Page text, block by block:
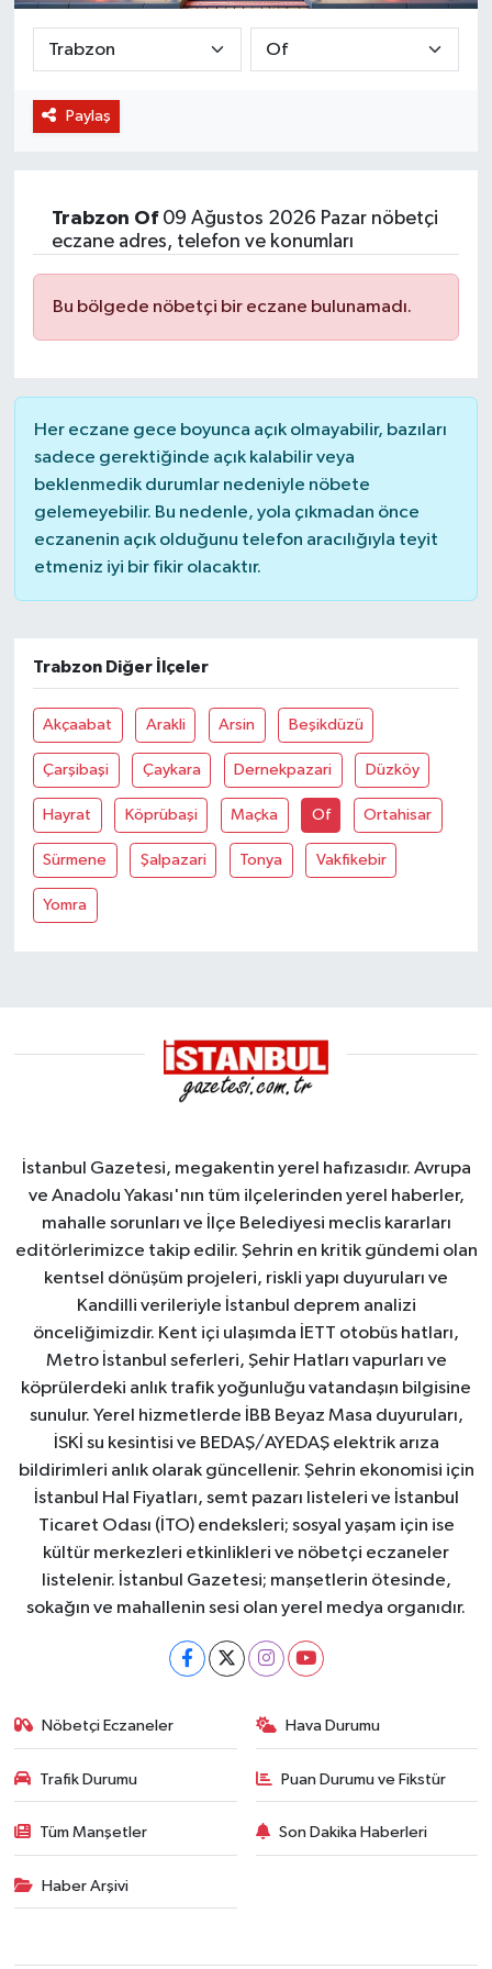
Paylaş
Trabzon Of09 Ağustos 2026 Pazar nöbetçi
eczane adres, telefon ve konumları
Bu bölgede nöbetçi bir eczane bulunamadı.
Her eczane gece boyunca açık olmayabilir, bazıları
sadece gerektiğinde açık kalabilir veya
beklenmedik durumlar nedeniyle nöbete
gelemeyebilir. Bu nedenle, yola çıkmadan önce
eczanenin açık olduğunu telefon aracılığıyla teyit
etmeniz iyi bir fikir olacaktır.
Trabzon Diğer İlçeler
Akçaabat Arakli Arsin Beşikdüzü
Çarşibaşi Çaykara Dernekpazari Düzköy
Hayrat Köprübaşi Maçka Of Ortahisar
Sürmene Şalpazari Tonya Vakfikebir
Yomra
İstanbul Gazetesi, megakentin yerel hafızasıdır. Avrupa
ve Anadolu Yakası'nın tüm ilçelerinden yerel haberler,
mahalle sorunları ve İlçe Belediyesi meclis kararları
editörlerimizce takip edilir. Şehrin en kritik gündemi olan
kentsel dönüşüm projeleri, riskli yapı duyuruları ve
Kandilli verileriyle İstanbul deprem analizi
önceliğimizdir. Kent içi ulaşımda İETT otobüs hatları,
Metro İstanbul seferleri, Şehir Hatları vapurları ve
köprülerdeki anlık trafik yoğunluğu vatandaşın bilgisine
sunulur. Yerel hizmetlerde İBB Beyaz Masa duyuruları,
İSKİ su kesintisi ve BEDAŞ/AYEDAŞ elektrik arıza
bildirimleri anlık olarak güncellenir. Şehrin ekonomisi için
İstanbul Hal Fiyatları, semt pazarı listeleri ve İstanbul
Ticaret Odası (İTO) endeksleri; sosyal yaşam için ise
kültür merkezleri etkinlikleri ve nöbetçi eczaneler
listelenir. İstanbul Gazetesi; manşetlerin ötesinde,
sokağın ve mahallenin sesi olan yerel medya organıdır.
Nöbetçi Eczaneler Hava Durumu
Trafik Durumu Puan Durumu ve Fikstür
Tüm Manşetler Son Dakika Haberleri
Haber Arşivi
BİLİM VE TEKNOLOJİ